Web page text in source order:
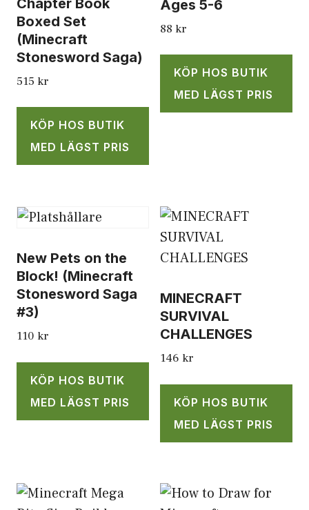
Boxed Set
(Minecraft
Stonesword Saga)
515 kr
KÖP HOS BUTIK
MED LÄGST PRIS
Ages 5-6
88 kr
KÖP HOS BUTIK
MED LÄGST PRIS
New Pets on the
Block! (Minecraft
Stonesword Saga
#3)
110 kr
KÖP HOS BUTIK
MED LÄGST PRIS
MINECRAFT
SURVIVAL
CHALLENGES
146 kr
KÖP HOS BUTIK
MED LÄGST PRIS